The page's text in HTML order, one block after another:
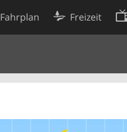
Fahrplan Freizeit
Cookie-Einstellungen